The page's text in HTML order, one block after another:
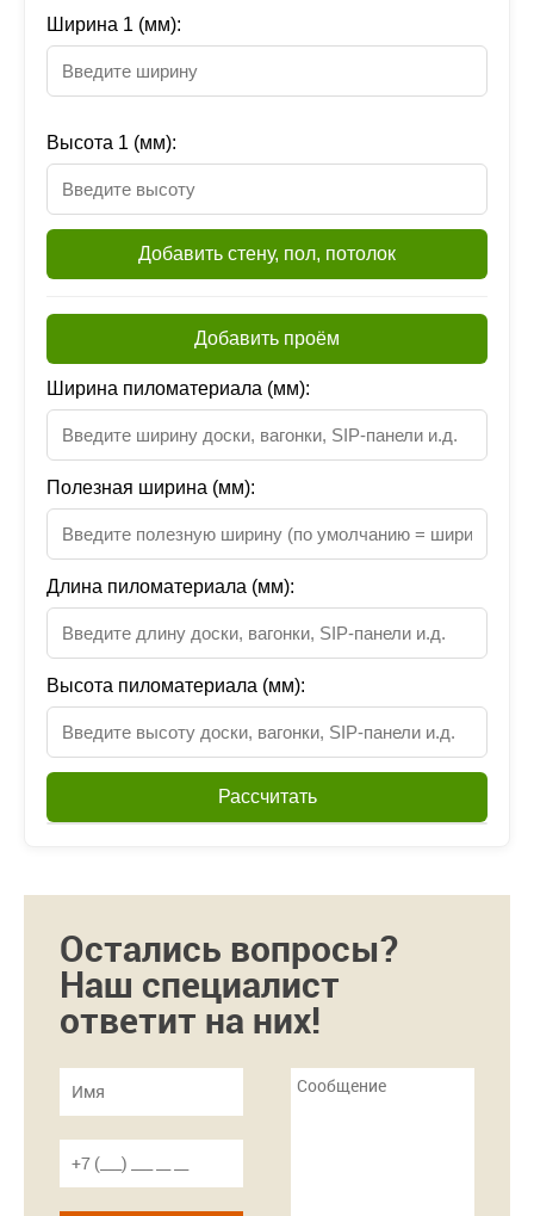
Ширина 1 (мм):
Высота 1 (мм):
Добавить стену, пол, потолок
Добавить проём
Ширина пиломатериала (мм):
Полезная ширина (мм):
Длина пиломатериала (мм):
Высота пиломатериала (мм):
Рассчитать
Остались вопросы?
Наш специалист
ответит на них!